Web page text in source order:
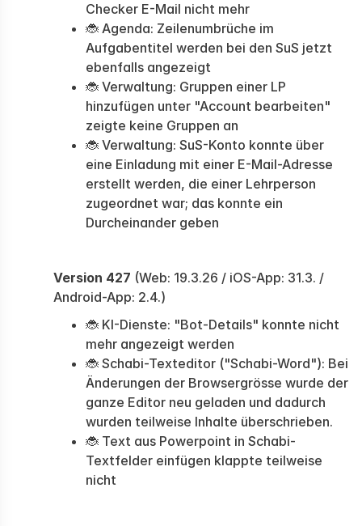
Checker E-Mail nicht mehr
🐞 Agenda: Zeilenumbrüche im
Aufgabentitel werden bei den SuS jetzt
ebenfalls angezeigt
🐞 Verwaltung: Gruppen einer LP
hinzufügen unter "Account bearbeiten"
zeigte keine Gruppen an
🐞 Verwaltung: SuS-Konto konnte über
eine Einladung mit einer E-Mail-Adresse
erstellt werden, die einer Lehrperson
zugeordnet war; das konnte ein
Durcheinander geben
Version 427 (Web: 19.3.26 / iOS-App: 31.3. /
Android-App: 2.4.)
🐞 KI-Dienste: "Bot-Details" konnte nicht
mehr angezeigt werden
🐞 Schabi-Texteditor ("Schabi-Word"): Bei
Änderungen der Browsergrösse wurde der
ganze Editor neu geladen und dadurch
wurden teilweise Inhalte überschrieben.
🐞 Text aus Powerpoint in Schabi-
Textfelder einfügen klappte teilweise
nicht